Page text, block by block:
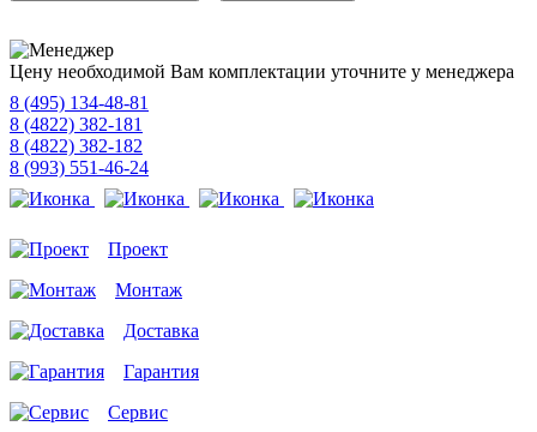
Цену необходимой Вам комплектации уточните у менеджера
8 (495) 134-48-81
8 (4822) 382-181
8 (4822) 382-182
8 (993) 551-46-24
Проект
Монтаж
Доставка
Гарантия
Сервис